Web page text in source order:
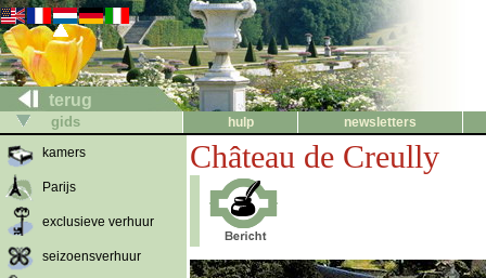
terug
gids hulp
newsletters
kamers
Parijs
exclusieve verhuur
seizoensverhuur
Château de Creully